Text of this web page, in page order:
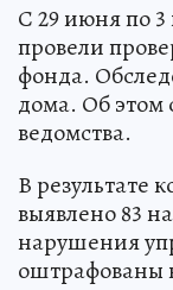
С 29 июня по
провели
фонда.
дома. Об этом
ведомства.
В результате
выявлено 83
нарушения
оштрафованы